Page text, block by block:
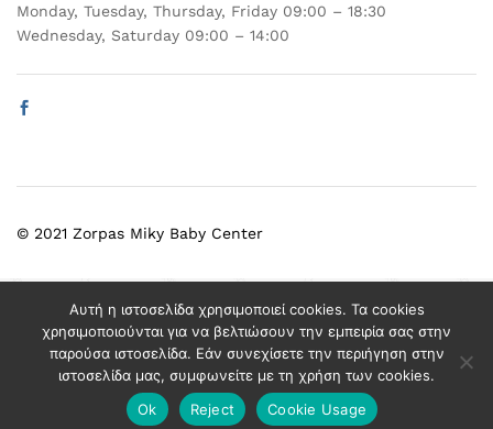
Add to cart Buy Now
Monday, Tuesday, Thursday, Friday 09:00 – 18:30
Wednesday, Saturday 09:00 – 14:00
© 2021 Zorpas Miky Baby Center
to compare
View comparison
Αυτή η ιστοσελίδα χρησιμοποιεί cookies. Τα cookies
χρησιμοποιούνται για να βελτιώσουν την εμπειρία σας στην
παρούσα ιστοσελίδα. Εάν συνεχίσετε την περιήγηση στην
ιστοσελίδα μας, συμφωνείτε με τη χρήση των cookies.
Ok
Reject Cookie Usage